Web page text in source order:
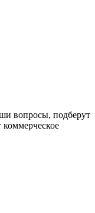
вопросы, подберут
коммерческое